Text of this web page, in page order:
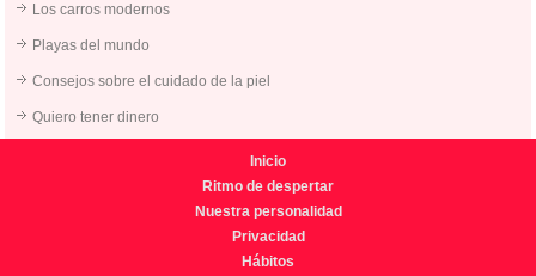
Los carros modernos
Playas del mundo
Consejos sobre el cuidado de la piel
Quiero tener dinero
Inicio
Ritmo de despertar
Nuestra personalidad
Privacidad
Hábitos